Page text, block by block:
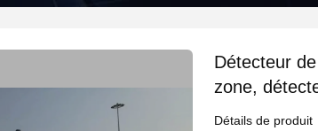
Détecteur
zone,
gardes de
Détails de produit